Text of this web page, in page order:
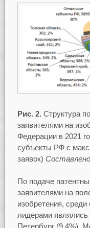
Рис. 2.Структура
заявителями на
Федерации в 2021
субъекты РФ с
заявок)
По подаче
заявителями на
изобретения,
лидерами являлись